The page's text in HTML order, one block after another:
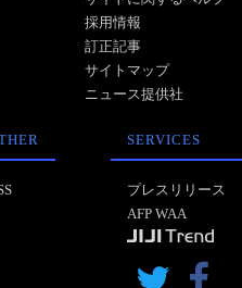
採用情報
訂正記事
サイトマップ
ニュース提供社
SERVICES
プレスリリース
AFP WAA